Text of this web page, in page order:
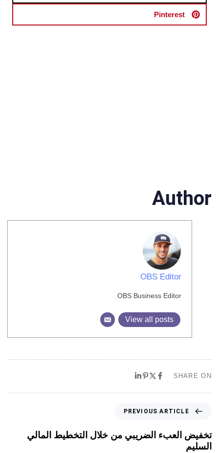
Pinterest
Author
OBS Editor
OBS Business Editor
View all posts
SHARE ON
PREVIOUS ARTICLE
تخفيض العبء الضريبي من خلال التخطيط المالي
السليم